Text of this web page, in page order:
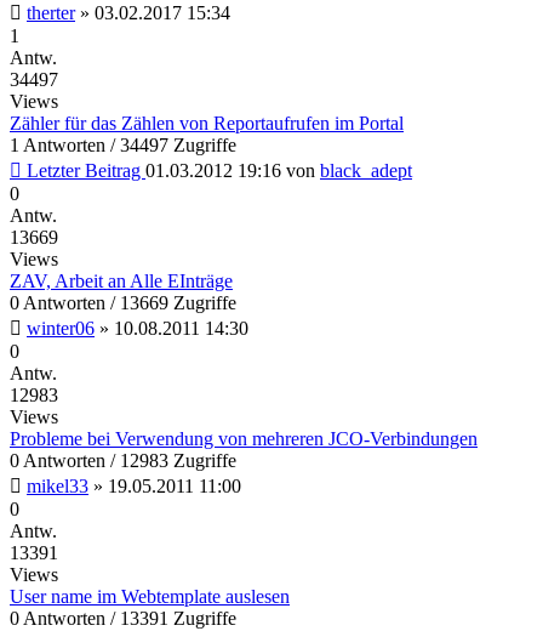
therter» 03.02.2017 15:34
1
Antw.
34497
Views
Zähler für das Zählen von Reportaufrufen im Portal
1 Antworten / 34497 Zugriffe
Letzter Beitrag 01.03.2012 19:16 von black_adept
0
Antw.
13669
Views
ZAV, Arbeit an Alle EInträge
0 Antworten / 13669 Zugriffe
winter06 » 10.08.2011 14:30
0
Antw.
12983
Views
Probleme bei Verwendung von mehreren JCO-Verbindungen
0 Antworten / 12983 Zugriffe
mikel33 » 19.05.2011 11:00
0
Antw.
13391
Views
User name im Webtemplate auslesen
0 Antworten / 13391 Zugriffe